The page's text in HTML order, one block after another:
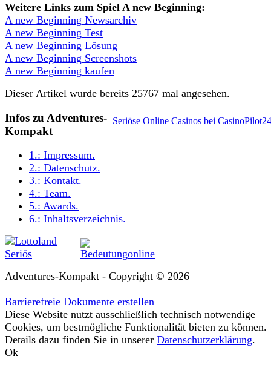
Weitere Links zum Spiel A new Beginning:
A new Beginning Newsarchiv
A new Beginning Test
A new Beginning Lösung
A new Beginning Screenshots
A new Beginning kaufen
Dieser Artikel wurde bereits 25767 mal angesehen.
Seriöse Online Casinos bei CasinoPilot24
Infos zu Adventures-
Kompakt
1.: Impressum.
2.: Datenschutz.
3.: Kontakt.
4.: Team.
5.: Awards.
6.: Inhaltsverzeichnis.
Adventures-Kompakt - Copyright © 2026
Barrierefreie Dokumente erstellen
Diese Website nutzt ausschließlich technisch notwendige
Cookies, um bestmögliche Funktionalität bieten zu können.
Details dazu finden Sie in unserer Datenschutzerklärung.
Ok